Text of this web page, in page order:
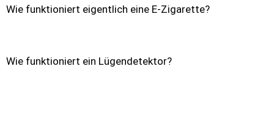
Wie funktioniert eigentlich eine E-Zigarette?
Wie funktioniert ein Lügendetektor?